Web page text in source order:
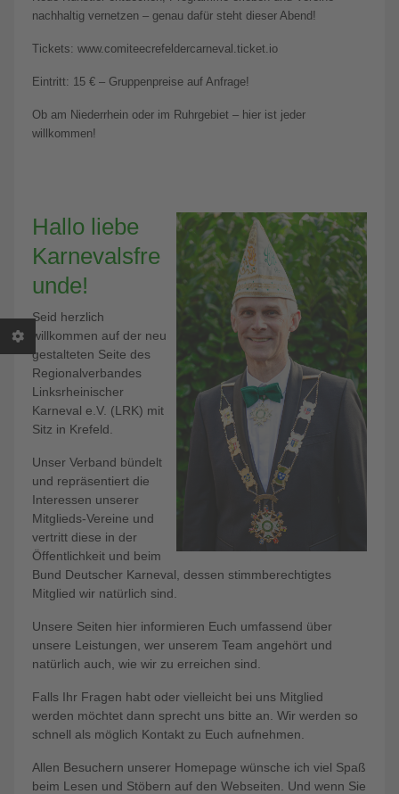
nachhaltig vernetzen – genau dafür steht dieser Abend!
Tickets: www.comiteecrefeldercarneval.ticket.io
Eintritt: 15 € – Gruppenpreise auf Anfrage!
Ob am Niederrhein oder im Ruhrgebiet – hier ist jeder
willkommen!
Hallo liebe
Karnevalsfre
unde!
Seid herzlich
willkommen auf der neu
gestalteten Seite des
Regionalverbandes
Linksrheinischer
Karneval e.V. (LRK) mit
Sitz in Krefeld.
Unser Verband bündelt
und repräsentiert die
Interessen unserer
Mitglieds-Vereine und
vertritt diese in der
Öffentlichkeit und beim
Bund Deutscher Karneval, dessen stimmberechtigtes
Mitglied wir natürlich sind.
Unsere Seiten hier informieren Euch umfassend über
unsere Leistungen, wer unserem Team angehört und
natürlich auch, wie wir zu erreichen sind.
Falls Ihr Fragen habt oder vielleicht bei uns Mitglied
werden möchtet dann sprecht uns bitte an. Wir werden so
schnell als möglich Kontakt zu Euch aufnehmen.
Allen Besuchern unserer Homepage wünsche ich viel Spaß
beim Lesen und Stöbern auf den Webseiten. Und wenn Sie